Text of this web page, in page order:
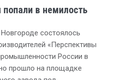
в немилость
состоялось
«Перспективы
России в
прошло на площадке